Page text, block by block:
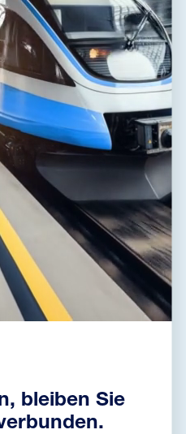
2,50 mm2
IP 20
-40 / 70 °C
EN 61643-21+A1, A2:2013,
IEC 61643-21+A1, A2:2012
EC001625
DM-012-V/2-J-0|BDM-
012-V/2-J-0
85363010
8595090564041
bleiben Sie